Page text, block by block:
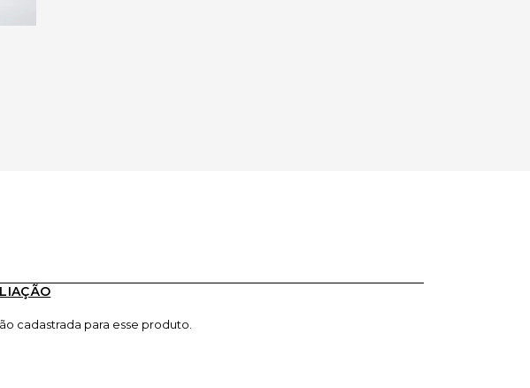
cadastrada para esse produto.